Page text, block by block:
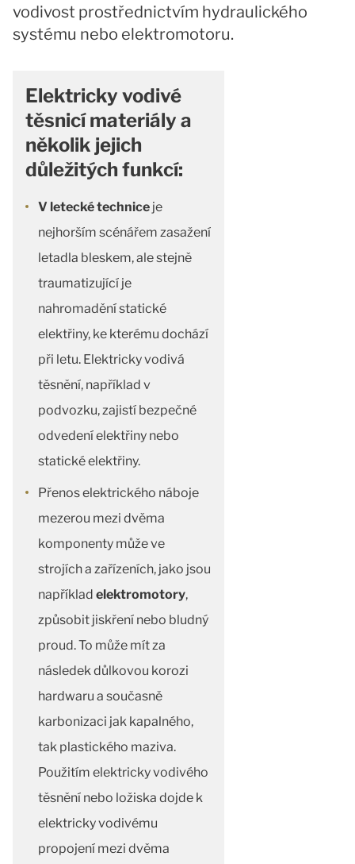
vodivost prostřednictvím hydraulického
systému nebo elektromotoru.
Elektricky vodivé
těsnicí materiály a
několik jejich
důležitých funkcí:
V letecké technice je
nejhorším scénářem zasažení
letadla bleskem, ale stejně
traumatizující je
nahromadění statické
elektřiny, ke kterému dochází
při letu. Elektricky vodivá
těsnění, například v
podvozku, zajistí bezpečné
odvedení elektřiny nebo
statické elektřiny.
Přenos elektrického náboje
mezerou mezi dvěma
komponenty může ve
strojích a zařízeních, jako jsou
například elektromotory,
způsobit jiskření nebo bludný
proud. To může mít za
následek důlkovou korozi
hardwaru a současně
karbonizaci jak kapalného,
tak plastického maziva.
Použitím elektricky vodivého
těsnění nebo ložiska dojde k
elektricky vodivému
propojení mezi dvěma